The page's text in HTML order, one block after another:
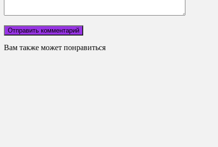
Вам также может понравиться